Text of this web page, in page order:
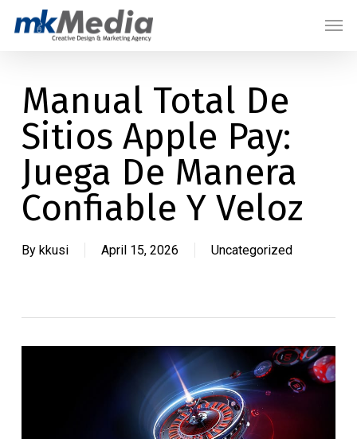
contentManual Total De
Sitios Apple Pay:
Juega De Manera
Confiable Y Veloz
By kkusi April 15, 2026 Uncategorized